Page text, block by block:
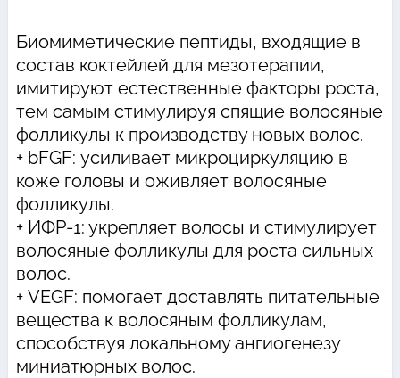
Биомиметические пептиды, входящие в
состав коктейлей для мезотерапии,
имитируют естественные факторы роста,
тем самым стимулируя спящие волосяные
фолликулы к производству новых волос.
+ bFGF: усиливает микроциркуляцию в
коже головы и оживляет волосяные
фолликулы.
+ ИФР-1: укрепляет волосы и стимулирует
волосяные фолликулы для роста сильных
волос.
+ VEGF: помогает доставлять питательные
вещества к волосяным фолликулам,
способствуя локальному ангиогенезу
миниатюрных волос.